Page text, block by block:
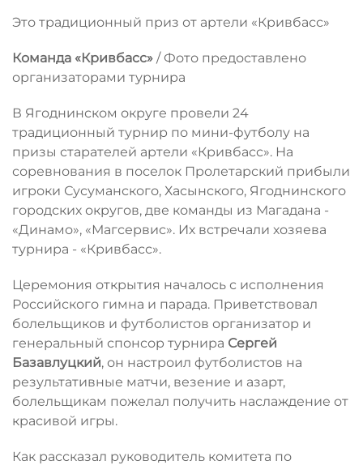
Это традиционный приз от артели «Кривбасс»
Команда «Кривбасс» / Фото предоставлено
организаторами турнира
В Ягоднинском округе провели 24
традиционный турнир по мини-футболу на
призы старателей артели «Кривбасс». На
соревнования в поселок Пролетарский прибыли
игроки Сусуманского, Хасынского, Ягоднинского
городских округов, две команды из Магадана -
«Динамо», «Магсервис». Их встречали хозяева
турнира - «Кривбасс».
Церемония открытия началось с исполнения
Российского гимна и парада. Приветствовал
болельщиков и футболистов организатор и
генеральный спонсор турнира Сергей
Базавлуцкий, он настроил футболистов на
результативные матчи, везение и азарт,
болельщикам пожелал получить наслаждение от
красивой игры.
Как рассказал руководитель комитета по